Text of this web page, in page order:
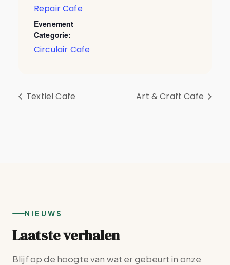
Repair Cafe
Evenement
Categorie:
Circulair Cafe
Textiel Cafe Art & Craft Cafe
NIEUWS
Laatste verhalen
Blijf op de hoogte van wat er gebeurt in onze